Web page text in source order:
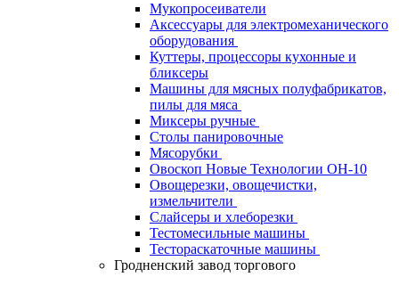
Мукопросеиватели
Аксессуары для электромеханического
оборудования
Куттеры, процессоры кухонные и
бликсеры
Машины для мясных полуфабрикатов,
пилы для мяса
Миксеры ручные
Столы панировочные
Мясорубки
Овоскоп Новые Технологии ОН-10
Овощерезки, овощечистки,
измельчители
Слайсеры и хлеборезки
Тестомесильные машины
Тестораскаточные машины
Гродненский завод торгового